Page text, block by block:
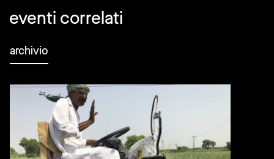
eventi correlati
archivio